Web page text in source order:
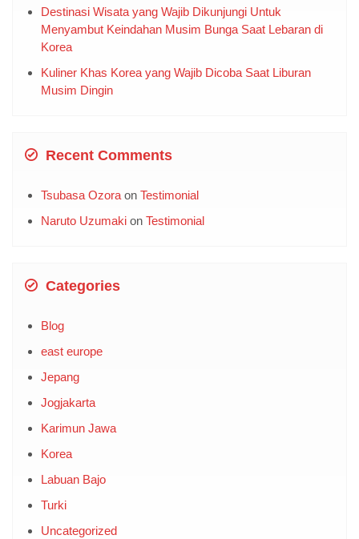
Destinasi Wisata yang Wajib Dikunjungi Untuk
Menyambut Keindahan Musim Bunga Saat Lebaran di
Korea
Kuliner Khas Korea yang Wajib Dicoba Saat Liburan
Musim Dingin
Recent Comments
Tsubasa Ozora on Testimonial
Naruto Uzumaki on Testimonial
Categories
Blog
east europe
Jepang
Jogjakarta
Karimun Jawa
Korea
Labuan Bajo
Turki
Uncategorized